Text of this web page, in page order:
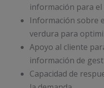
información para
Información sobre
verdura para
Apoyo al cliente
información de
Capacidad de